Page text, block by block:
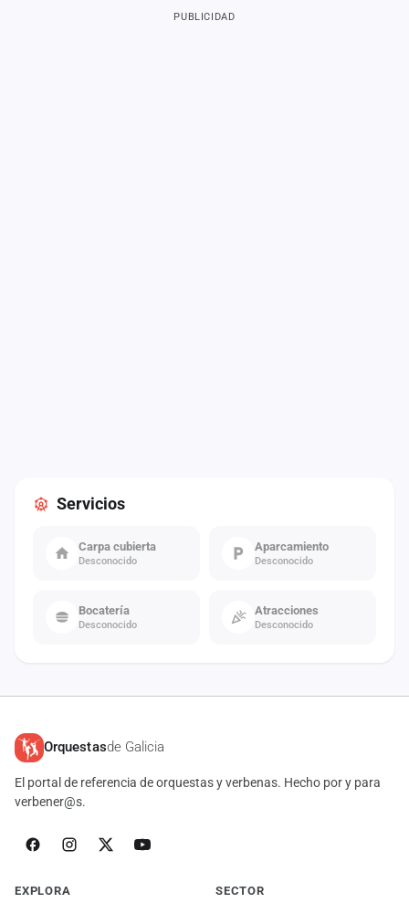
Servicios
Carpa cubierta
Desconocido
Aparcamiento
Desconocido
Bocatería
Desconocido
Atracciones
Desconocido
PUBLICIDAD
Orquestasde Galicia
El portal de referencia de orquestas y verbenas. Hecho por y para
verbener@s.
EXPLORA SECTOR